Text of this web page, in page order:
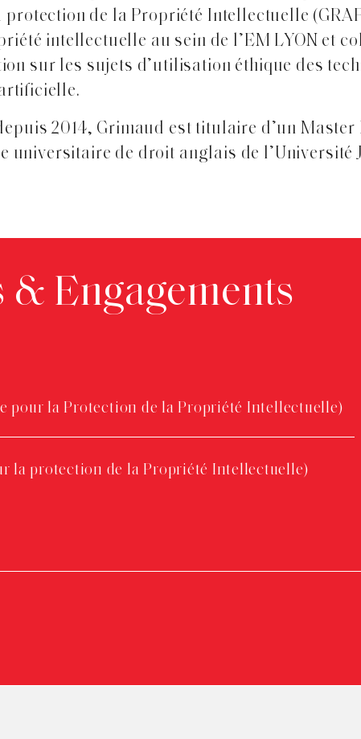
protection de la Propriété Intellectuelle
intellectuelle au sein de l’EM LYON et
sur les sujets d’utilisation éthique des
2014, Grimaud est titulaire d’un
universitaire de droit anglais de l’Université
& Engagements
pour la Protection de la Propriété Intellectuelle)
la protection de la Propriété Intellectuelle)